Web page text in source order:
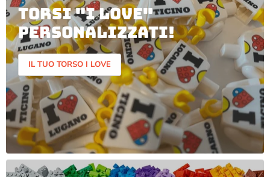
Torsi "I LOVE"
personalizzati!
IL TUO TORSO I LOVE